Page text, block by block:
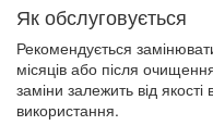
Як обслуговується
Рекомендується
місяців або після
заміни залежить від якості
використання.